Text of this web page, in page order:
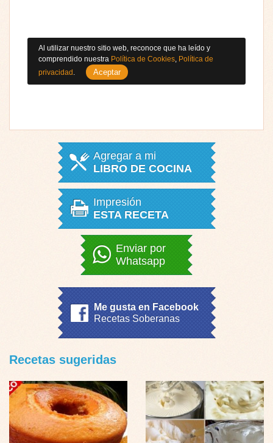
Agregar a mi
LIBRO DE COCINA
Impresión
ESTA RECETA
Enviar por
Whatsapp
Me gusta en Facebook
Recetas Soberanas
Recetas sugeridas
Al utilizar nuestro sitio web, reconoce que ha leído y
comprendido nuestra Política de Cookies Política de
privacidad
Aceptar